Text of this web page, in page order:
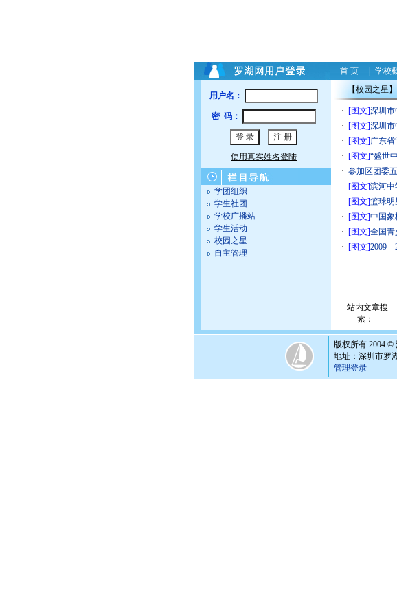
首 页 学校
用户名：
密 码：
使用真实姓名登陆
学团组织
学生社团
学校广播站
学生活动
校园之星
自主管理
【校园之星
· [图文]深圳
· [图文]深圳
· [图文]广东
· [图文]“盛世
· 参加区团委
· [图文]滨河
· [图文]篮球明
· [图文]中国象
· [图文]全国
· [图文]
站内文章搜
索：
版权所有 2004 ©
地址：深圳市罗
管理登录